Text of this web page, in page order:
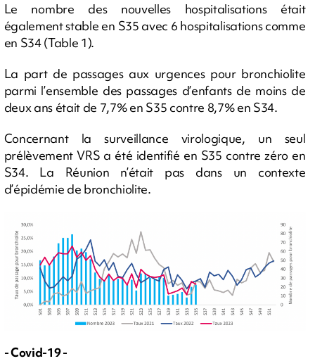
Le nombre des nouvelles hospitalisations était
également stable en S35 avec 6 hospitalisations comme
en S34 (Table 1).
La part de passages aux urgences pour bronchiolite
parmi l’ensemble des passages d’enfants de moins de
deux ans était de 7,7% en S35 contre 8,7% en S34.
Concernant la surveillance virologique, un seul
prélèvement VRS a été identifié en S35 contre zéro en
S34. La Réunion n’était pas dans un contexte
d’épidémie de bronchiolite.
- Covid-19 -